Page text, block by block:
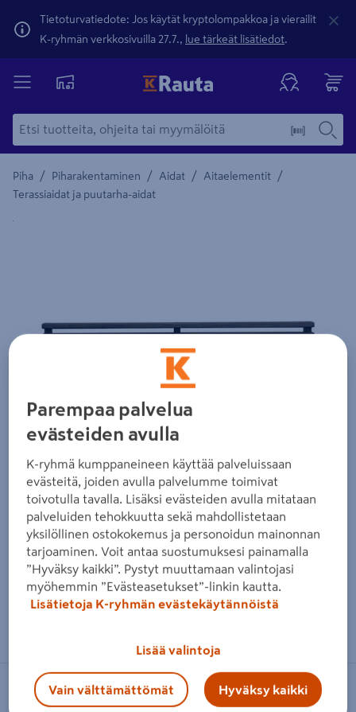
Tietoturvatiedote: Jos käytät kryptolompakkoa ja vierailit
K-ryhmän verkkosivuilla 27.7., lue tärkeät lisätiedot.
Piha / Piharakentaminen / Aidat / Aitaelementit /
Terassiaidat ja puutarha-aidat
Yksityiskohtainen kuvaus löytyy Tuotteen kuvaus -
Zoomaa kuvaa sormilla kosketusnäytöllä
MILJÖÖRAKENNUS
Parempaa palvelua
evästeiden avulla
K-ryhmä kumppaneineen käyttää palveluissaan
evästeitä, joiden avulla palvelumme toimivat
toivotulla tavalla. Lisäksi evästeiden avulla mitataan
palveluiden tehokkuutta sekä mahdollistetaan
yksilöllinen ostokokemus ja personoidun mainonnan
tarjoaminen. Voit antaa suostumuksesi painamalla
”Hyväksy kaikki”. Pystyt muuttamaan valintojasi
myöhemmin ”Evästeasetukset”-linkin kautta.
Lisätietoja K-ryhmän evästekäytännöistä
Lisää valintoja
Vain välttämättömät Hyväksy kaikki